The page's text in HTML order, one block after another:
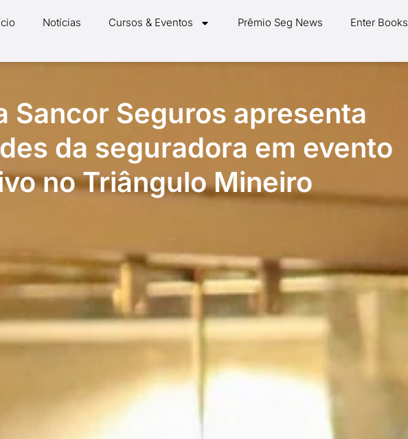
Notícias Cursos & Eventos Prêmio Seg News Enter Books
Sancor Seguros apresenta
da seguradora em evento
no Triângulo Mineiro